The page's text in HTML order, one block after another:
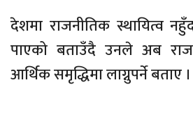
देशमा राजनीतिक स्थायित्व
पाएको बताउँदै उनले अब
आर्थिक समृद्धिमा लाग्नुपर्ने बताए ।